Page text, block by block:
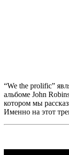
“We the prolific”
альбоме John
котором мы
Именно на этот